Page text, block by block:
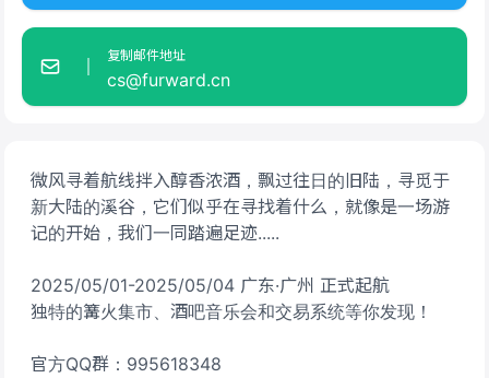
微风寻着航线拌入醇香浓酒，飘过往日的旧陆，寻觅于
新大陆的溪谷，它们似乎在寻找着什么，就像是一场游
记的开始，我们一同踏遍足迹.....
2025/05/01-2025/05/04 广东·广州 正式起航
独特的篝火集市、酒吧音乐会和交易系统等你发现！
官方QQ群：995618348
复制邮件地址
cs@furward.cn